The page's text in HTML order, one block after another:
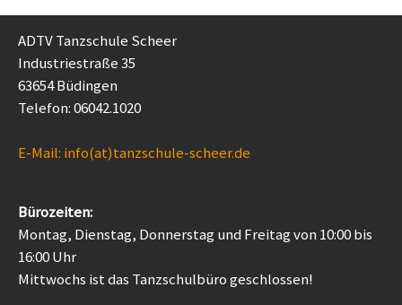
ADTV Tanzschule Scheer
Industriestraße 35
63654 Büdingen
Telefon: 06042.1020
E-Mail: info(at)tanzschule-scheer.de
Bürozeiten:
Montag, Dienstag, Donnerstag und Freitag von 10:00 bis
16:00 Uhr
Mittwochs ist das Tanzschulbüro geschlossen!